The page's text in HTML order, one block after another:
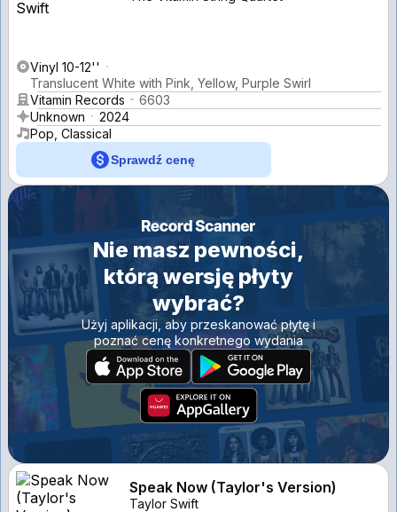
Vinyl 10-12''
Translucent White with Pink, Yellow, Purple Swirl
Vitamin Records
6603
Unknown
2024
Pop, Classical
Sprawdź cenę
Nie masz pewności,
którą wersję płyty
wybrać?
Użyj aplikacji, aby przeskanować płytę i
poznać cenę konkretnego wydania
Speak Now (Taylor's Version)
Taylor Swift